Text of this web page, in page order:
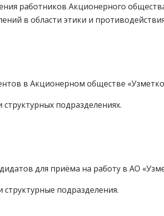
работников Акционерного
в области этики и
в Акционерном обществе
подразделениях.
для приёма на работу в АО
подразделения.